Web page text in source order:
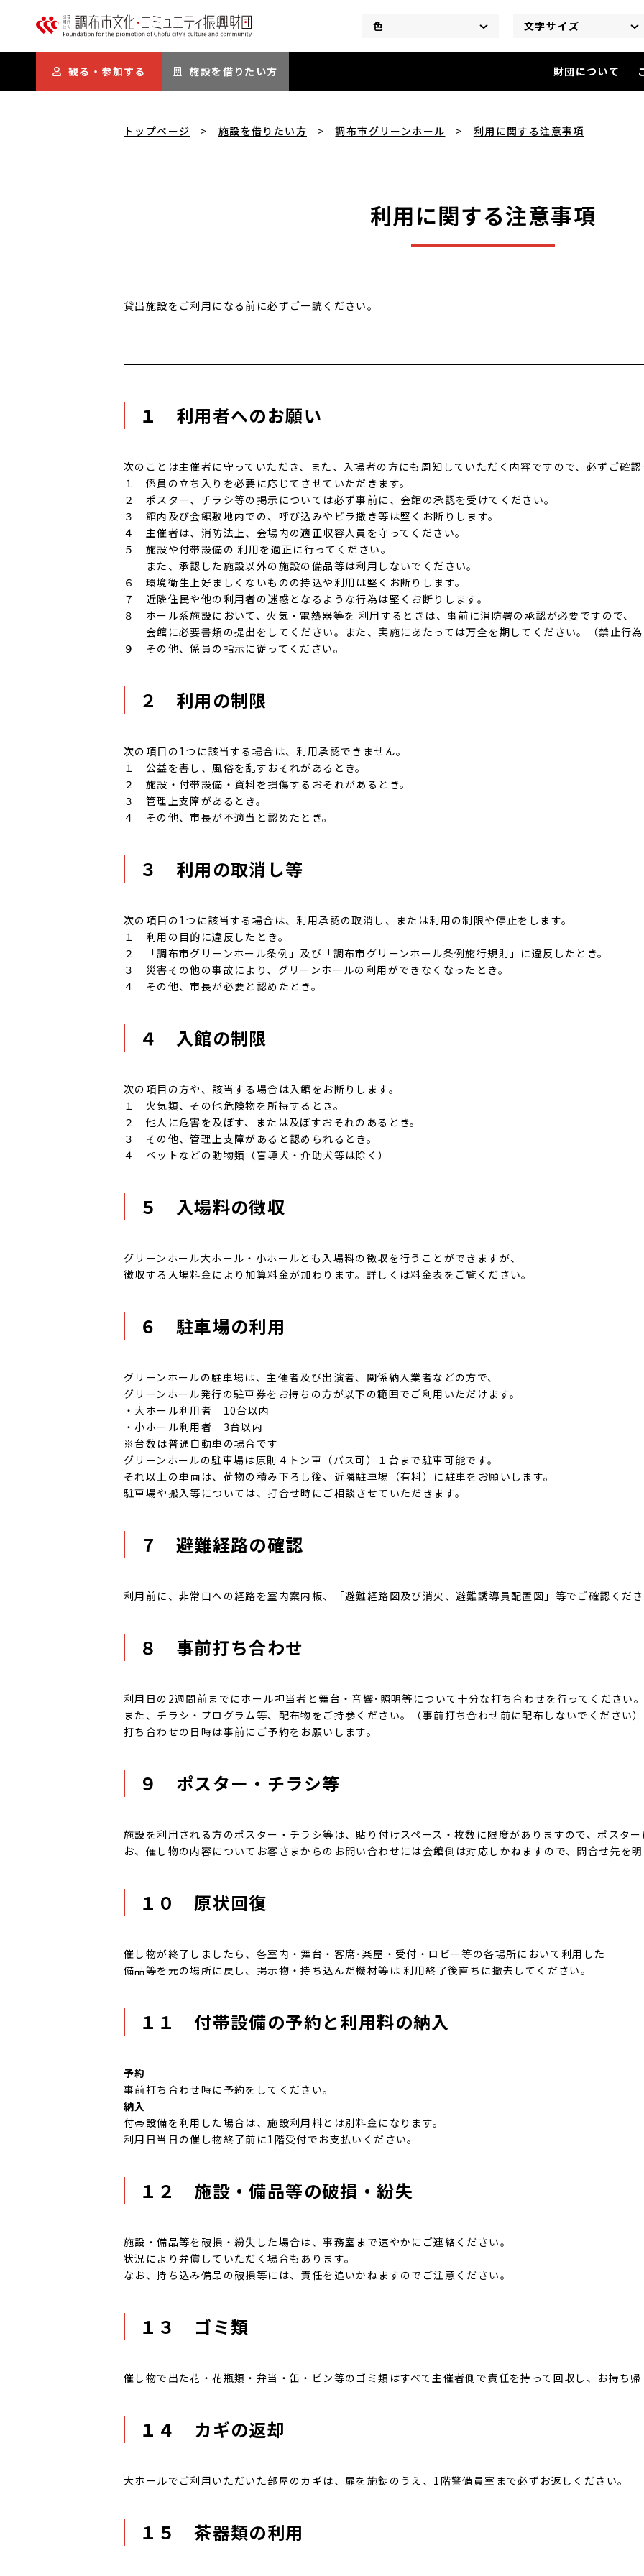
色
文字サイズ
観る・参加する 施設を借りたい方 財団について
トップページ 施設を借りたい方 調布市グリーンホール 利用に関する注意事項
利用に関する注意事項
貸出施設をご利用になる前に必ずご一読ください。
１ 利用者へのお願い
次のことは主催者に守っていただき、また、入場者の方にも周知していただく内容ですので、必ずご確
１ 係員の立ち入りを必要に応じてさせていただきます。
２ ポスター、チラシ等の掲示については必ず事前に、会館の承認を受けてください。
３ 館内及び会館敷地内での、呼び込みやビラ撒き等は堅くお断りします。
４ 主催者は、消防法上、会場内の適正収容人員を守ってください。
５ 施設や付帯設備の 利用を適正に行ってください。
また、承認した施設以外の施設の備品等は利用しないでください。
６ 環境衛生上好ましくないものの持込や利用は堅くお断りします。
７ 近隣住民や他の利用者の迷惑となるような行為は堅くお断りします。
８ ホール系施設において、火気・電熱器等を 利用するときは、事前に消防署の承認が必要ですので、
会館に必要書類の提出をしてください。また、実施にあたっては万全を期してください。（禁止行
９ その他、係員の指示に従ってください。
２ 利用の制限
次の項目の1つに該当する場合は、利用承認できません。
１ 公益を害し、風俗を乱すおそれがあるとき。
２ 施設・付帯設備・資料を損傷するおそれがあるとき。
３ 管理上支障があるとき。
４ その他、市長が不適当と認めたとき。
３ 利用の取消し等
次の項目の1つに該当する場合は、利用承認の取消し、または利用の制限や停止をします。
１ 利用の目的に違反したとき。
２ 「調布市グリーンホール条例」及び「調布市グリーンホール条例施行規則」に違反したとき。
３ 災害その他の事故により、グリーンホールの利用ができなくなったとき。
４ その他、市長が必要と認めたとき。
４ 入館の制限
次の項目の方や、該当する場合は入館をお断りします。
１ 火気類、その他危険物を所持するとき。
２ 他人に危害を及ぼす、または及ぼすおそれのあるとき。
３ その他、管理上支障があると認められるとき。
４ ペットなどの動物類（盲導犬・介助犬等は除く）
５ 入場料の徴収
グリーンホール大ホール・小ホールとも入場料の徴収を行うことができますが、
徴収する入場料金により加算料金が加わります。詳しくは料金表をご覧ください。
６ 駐車場の利用
グリーンホールの駐車場は、主催者及び出演者、関係納入業者などの方で、
グリーンホール発行の駐車券をお持ちの方が以下の範囲でご利用いただけます。
・大ホール利用者 10台以内
・小ホール利用者 3台以内
※台数は普通自動車の場合です
グリーンホールの駐車場は原則４トン車（バス可）１台まで駐車可能です。
それ以上の車両は、荷物の積み下ろし後、近隣駐車場（有料）に駐車をお願いします。
駐車場や搬入等については、打合せ時にご相談させていただきます。
７ 避難経路の確認
利用前に、非常口への経路を室内案内板、「避難経路図及び消火、避難誘導員配置図」等でご確認くだ
８ 事前打ち合わせ
利用日の2週間前までにホール担当者と舞台・音響･照明等について十分な打ち合わせを行ってください
また、チラシ・プログラム等、配布物をご持参ください。（事前打ち合わせ前に配布しないでください）
打ち合わせの日時は事前にご予約をお願いします。
９ ポスター・チラシ等
施設を利用される方のポスター・チラシ等は、貼り付けスペース・枚数に限度がありますので、ポスタ
お、催し物の内容についてお客さまからのお問い合わせには会館側は対応しかねますので、問合せ先を
１０ 原状回復
催し物が終了しましたら、各室内・舞台・客席･楽屋・受付・ロビー等の各場所において利用した
備品等を元の場所に戻し、掲示物・持ち込んだ機材等は 利用終了後直ちに撤去してください。
１１ 付帯設備の予約と利用料の納入
予約
事前打ち合わせ時に予約をしてください。
納入
付帯設備を利用した場合は、施設利用料とは別料金になります。
利用日当日の催し物終了前に1階受付でお支払いください。
１２ 施設・備品等の破損・紛失
施設・備品等を破損・紛失した場合は、事務室まで速やかにご連絡ください。
状況により弁償していただく場合もあります。
なお、持ち込み備品の破損等には、責任を追いかねますのでご注意ください。
１３ ゴミ類
催し物で出た花・花瓶類・弁当・缶・ビン等のゴミ類はすべて主催者側で責任を持って回収し、お持ち
１４ カギの返却
大ホールでご利用いただいた部屋のカギは、扉を施錠のうえ、1階警備員室まで必ずお返しください。
１５ 茶器類の利用
利用に関する注意事項